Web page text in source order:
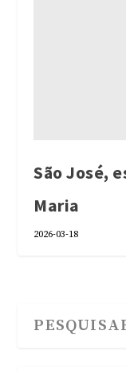
São José,
Maria
2026-03-18